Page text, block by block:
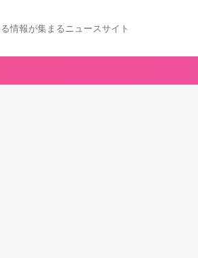
情報が集まるニュースサイト